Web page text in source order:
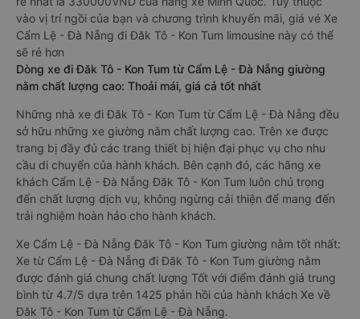
vào vị trí ngồi của bạn và chương trình khuyến mãi, giá vé Xe
Cẩm Lệ - Đà Nẵng đi Đăk Tô - Kon Tum limousine này có thể
sẽ rẻ hơn
Dòng xe đi Đăk Tô - Kon Tum từ Cẩm Lệ - Đà Nẵng giường
nằm chất lượng cao: Thoải mái, giá cả tốt nhất
Những nhà xe đi Đăk Tô - Kon Tum từ Cẩm Lệ - Đà Nẵng đều
sở hữu những xe giường nằm chất lượng cao. Trên xe được
trang bị đầy đủ các trang thiết bị hiện đại phục vụ cho nhu
cầu di chuyển của hành khách. Bên cạnh đó, các hãng xe
khách Cẩm Lệ - Đà Nẵng Đăk Tô - Kon Tum luôn chú trọng
đến chất lượng dịch vụ, không ngừng cải thiện để mang đến
trải nghiệm hoàn hảo cho hành khách.
Xe Cẩm Lệ - Đà Nẵng Đăk Tô - Kon Tum giường nằm tốt nhất:
Xe từ Cẩm Lệ - Đà Nẵng đi Đăk Tô - Kon Tum giường nằm
được đánh giá chung chất lượng Tốt với điểm đánh giá trung
bình từ 4.7/5 dựa trên 1425 phản hồi của hành khách Xe về
Đăk Tô - Kon Tum từ Cẩm Lệ - Đà Nẵng.